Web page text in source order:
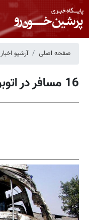
صفحه اصلی آرشیو اخبار
16 مسافر در اتوبوس سوختند